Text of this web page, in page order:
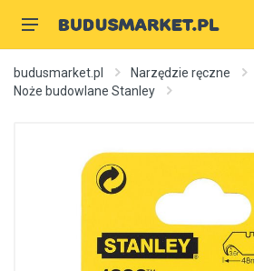
budusmarket.pl Narzędzie ręczne
Noże budowlane Stanley